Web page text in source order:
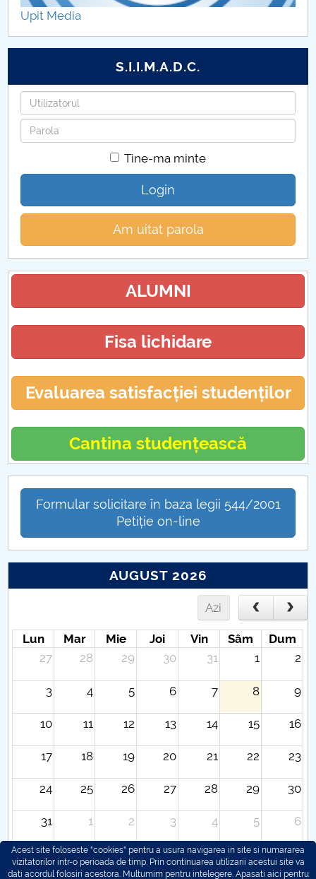
Upit Media
S.I.I.M.A.D.C.
Utilizatorul
Parola
Tine-ma minte
Login
Am uitat parola
ALUMNI
Fisa lichidare
Evaluarea satisfacției studenților
Cantina studențească
Formular solicitare în baza legii 544/2001
Petiție on-line
AUGUST 2026
Azi
Lun Mar Mie Joi Vin Sâm
Dum
27
28 29 30 31 1 2
3 4 5 6 7 8 9
10 11 12 13 14 15 16
17 18 19 20 21 22 23
24 25 26 27 28 29 30
31 1 2 3 4 5 6
Acest site foloseste "cookies" pentru a usura navigarea in site si numararea
vizitatorilor intr-o perioada de timp. Prin continuarea utilizarii acestui site va
dati acordul folosiri acestora. Multumim pentru intelegere. Apasati aici pentru